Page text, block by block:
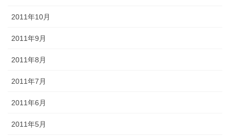
2011年10月
2011年9月
2011年8月
2011年7月
2011年6月
2011年5月